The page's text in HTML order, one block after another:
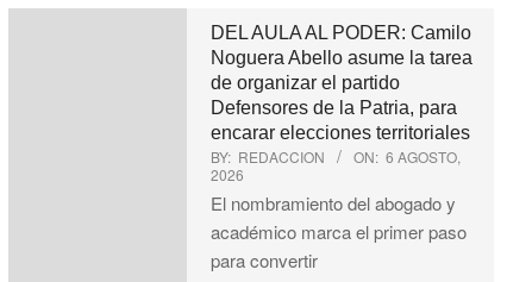
DEL AULA AL PODER: Camilo
Noguera Abello asume la tarea
de organizar el partido
Defensores de la Patria, para
encarar elecciones territoriales
BY: REDACCION ON: 6 AGOSTO,
2026
El nombramiento del abogado y
académico marca el primer paso
para convertir